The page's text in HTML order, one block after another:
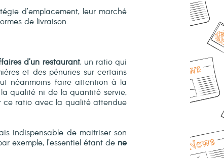
d’emplacement, leur marché
de livraison.
d’un restaurant, un ratio qui
et des pénuries sur certains
néanmoins faire attention à la
qualité ni de la quantité servie,
ce ratio avec la qualité attendue
indispensable de maitriser son
exemple, l’essentiel étant de ne